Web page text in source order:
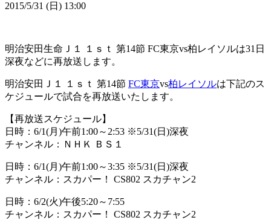
2015/5/31 (日) 13:00
明治安田生命Ｊ１ １ｓｔ 第14節 FC東京vs柏レイソルは31日
深夜などに再放送します。
明治安田Ｊ１ １ｓｔ 第14節 FC東京vs柏レイソルは下記のス
ケジュールで試合を再放送いたします。
【再放送スケジュール】
日時：6/1(月)午前1:00～2:53 ※5/31(日)深夜
チャンネル：ＮＨＫ ＢＳ１
日時：6/1(月)午前1:00～3:35 ※5/31(日)深夜
チャンネル：スカパー！ CS802 スカチャン2
日時：6/2(火)午後5:20～7:55
チャンネル：スカパー！ CS802 スカチャン2